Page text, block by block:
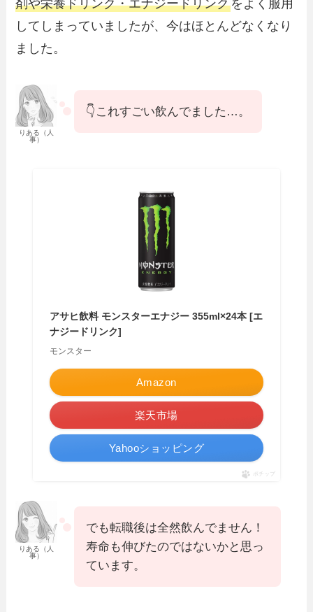
剤や栄養ドリンク・エナジードリンクをよく服用
してしまっていましたが、今はほとんどなくなり
ました。
りある（人
事）
👇これすごい飲んでました…。
アサヒ飲料 モンスターエナジー 355ml×24本 [エ
ナジードリンク]
モンスター
Amazon
楽天市場
Yahooショッピング
ポチップ
りある（人
事）
でも転職後は全然飲んでません！
寿命も伸びたのではないかと思っ
ています。